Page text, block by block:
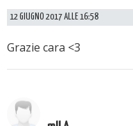
12 GIUGNO 2017 ALLE 16:58
Grazie cara <3